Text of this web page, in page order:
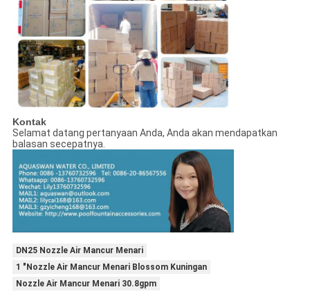
Kontak
Selamat datang pertanyaan Anda, Anda akan mendapatkan
balasan secepatnya.
DN25 Nozzle Air Mancur Menari
1 "Nozzle Air Mancur Menari Blossom Kuningan
Nozzle Air Mancur Menari 30.8gpm